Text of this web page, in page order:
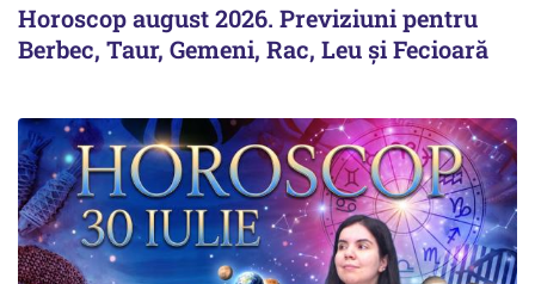
Horoscop august 2026. Previziuni pentru
Berbec, Taur, Gemeni, Rac, Leu și Fecioară